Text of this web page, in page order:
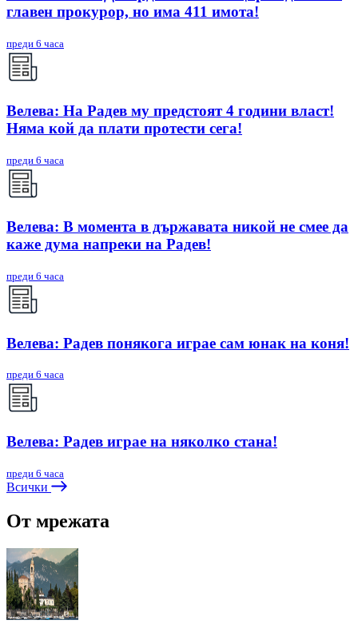
главен прокурор, но има 411 имота!
преди 6 часа
Велева: На Радев му предстоят 4 години власт!
Няма кой да плати протести сега!
преди 6 часа
Велева: В момента в държавата никой не смее да
каже дума напреки на Радев!
преди 6 часа
Велева: Радев понякога играе сам юнак на коня!
преди 6 часа
Велева: Радев играе на няколко стана!
преди 6 часа
Всички
От мрежата